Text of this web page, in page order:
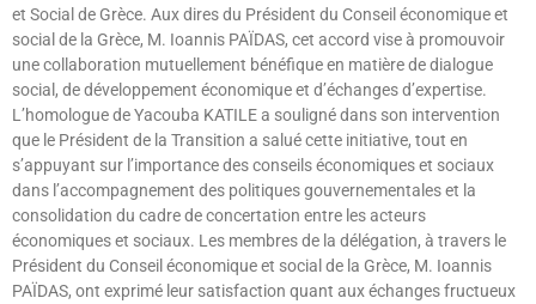
et Social de Grèce. Aux dires du Président du Conseil économique et
social de la Grèce, M. Ioannis PAÏDAS, cet accord vise à promouvoir
une collaboration mutuellement bénéfique en matière de dialogue
social, de développement économique et d’échanges d’expertise.
L’homologue de Yacouba KATILE a souligné dans son intervention
que le Président de la Transition a salué cette initiative, tout en
s’appuyant sur l’importance des conseils économiques et sociaux
dans l’accompagnement des politiques gouvernementales et la
consolidation du cadre de concertation entre les acteurs
économiques et sociaux. Les membres de la délégation, à travers le
Président du Conseil économique et social de la Grèce, M. Ioannis
PAÏDAS, ont exprimé leur satisfaction quant aux échanges fructueux